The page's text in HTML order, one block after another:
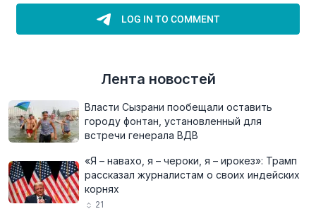
Лента новостей
Власти Сызрани пообещали оставить
городу фонтан, установленный для
встречи генерала ВДВ
«Я – навахо, я – чероки, я – ирокез»: Трамп
рассказал журналистам о своих индейских
корнях
21